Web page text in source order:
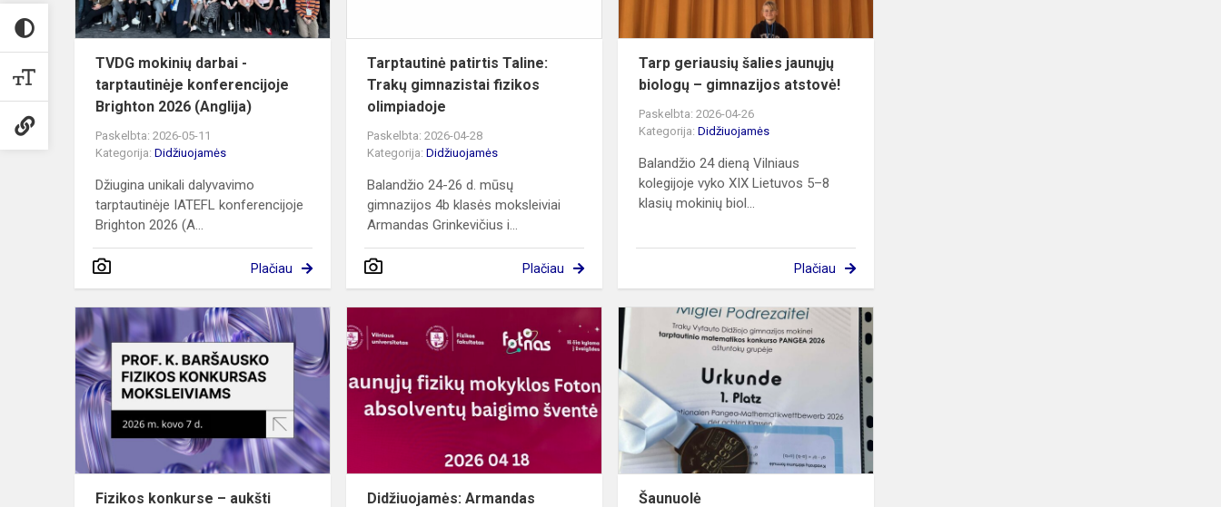
Brighton...
TVDG mokinių darbai -
tarptautinėje konferencijoje
Brighton 2026 (Anglija)
Paskelbta: 2026-05-11
Kategorija: Didžiuojamės
Džiugina unikali dalyvavimo
tarptautinėje IATEFL konferencijoje
Brighton 2026 (A...
Plačiau
Tarptautinė patirtis Taline:
Trakų gimnazistai fizikos
olimpiadoje
Paskelbta: 2026-04-28
Kategorija:Didžiuojamės
Balandžio 24-26 d. mūsų
gimnazijos 4b klasės moksleiviai
Armandas Grinkevičius i...
Plačiau
Tarp geriausių šalies jaunųjų
biologų – gimnazijos atstovė!
Paskelbta: 2026-04-26
Kategorija:Didžiuojamės
Balandžio 24 dieną Vilniaus
kolegijoje vyko XIX Lietuvos 5–8
klasių mokinių biol...
Plačiau
Fizikos
konkurse
–
aukšti
mūsų
pasiekimai
Fizikos konkurse – aukšti
Didžiuojamės:
Armandas
Grinkevičius
„Fotono“
absolventas
Didžiuojamės: Armandas
Šaunuolė